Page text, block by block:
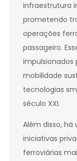
infraestrutura
prometendo
operações
passageiro.
mobilidade
tecnologias
século XXI.
Além disso,
iniciativas
ferroviárias